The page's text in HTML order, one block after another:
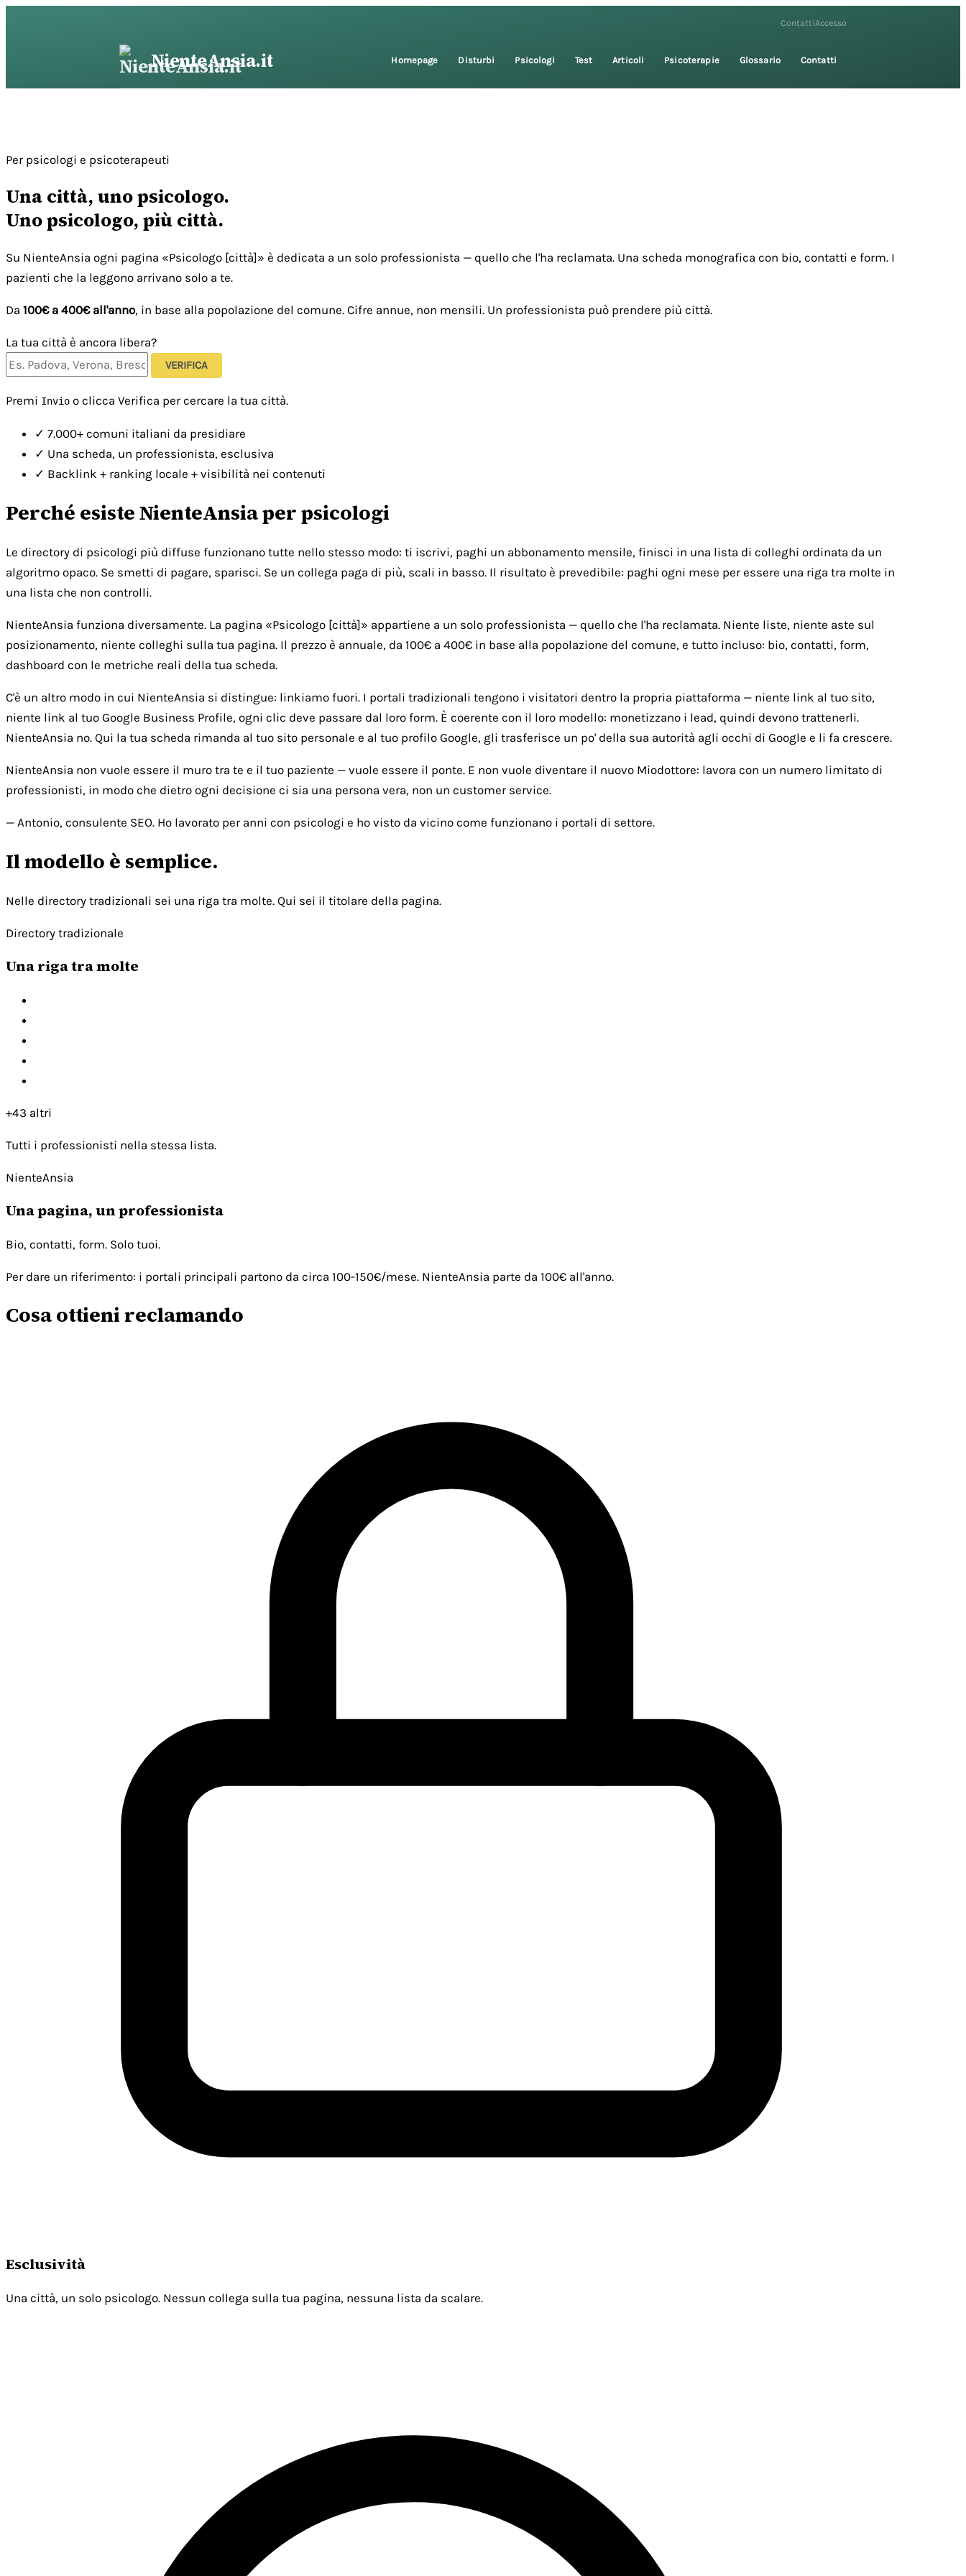
ContattiAccesso
NienteAnsia.it Homepage Disturbi Psicologi Test Articoli Psicoterapie Glossario Contatti
Per psicologi e psicoterapeuti
Una città, uno psicologo.
Uno psicologo, più città.
Su NienteAnsia ogni pagina «Psicologo [città]» è dedicata a un solo professionista — quello che l'ha reclamata. Una scheda monografica con bio, contatti e form. I
pazienti che la leggono arrivano solo a te.
Da 100€ a 400€ all'anno, in base alla popolazione del comune. Cifre annue, non mensili. Un professionista può prendere più città.
La tua città è ancora libera?
VERIFICA
Premi Invio o clicca Verifica per cercare la tua città.
✓ 7.000+ comuni italiani da presidiare
✓ Una scheda, un professionista, esclusiva
✓ Backlink + ranking locale + visibilità nei contenuti
Perché esiste NienteAnsia per psicologi
Le directory di psicologi più diffuse funzionano tutte nello stesso modo: ti iscrivi, paghi un abbonamento mensile, finisci in una lista di colleghi ordinata da un
algoritmo opaco. Se smetti di pagare, sparisci. Se un collega paga di più, scali in basso. Il risultato è prevedibile: paghi ogni mese per essere una riga tra molte in
una lista che non controlli.
NienteAnsia funziona diversamente. La pagina «Psicologo [città]» appartiene a un solo professionista — quello che l'ha reclamata. Niente liste, niente aste sul
posizionamento, niente colleghi sulla tua pagina. Il prezzo è annuale, da 100€ a 400€ in base alla popolazione del comune, e tutto incluso: bio, contatti, form,
dashboard con le metriche reali della tua scheda.
C'è un altro modo in cui NienteAnsia si distingue: linkiamo fuori. I portali tradizionali tengono i visitatori dentro la propria piattaforma — niente link al tuo sito,
niente link al tuo Google Business Profile, ogni clic deve passare dal loro form. È coerente con il loro modello: monetizzano i lead, quindi devono trattenerli.
NienteAnsia no. Qui la tua scheda rimanda al tuo sito personale e al tuo profilo Google, gli trasferisce un po' della sua autorità agli occhi di Google e li fa crescere.
NienteAnsia non vuole essere il muro tra te e il tuo paziente — vuole essere il ponte. E non vuole diventare il nuovo Miodottore: lavora con un numero limitato di
professionisti, in modo che dietro ogni decisione ci sia una persona vera, non un customer service.
— Antonio, consulente SEO. Ho lavorato per anni con psicologi e ho visto da vicino come funzionano i portali di settore.
Il modello è semplice.
Nelle directory tradizionali sei una riga tra molte. Qui sei il titolare della pagina.
Directory tradizionale
Una riga tra molte
+43 altri
Tutti i professionisti nella stessa lista.
NienteAnsia
Una pagina, un professionista
Bio, contatti, form. Solo tuoi.
Per dare un riferimento: i portali principali partono da circa 100-150€/mese. NienteAnsia parte da 100€ all'anno.
Cosa ottieni reclamando
Esclusività
Una città, un solo psicologo. Nessun collega sulla tua pagina, nessuna lista da scalare.